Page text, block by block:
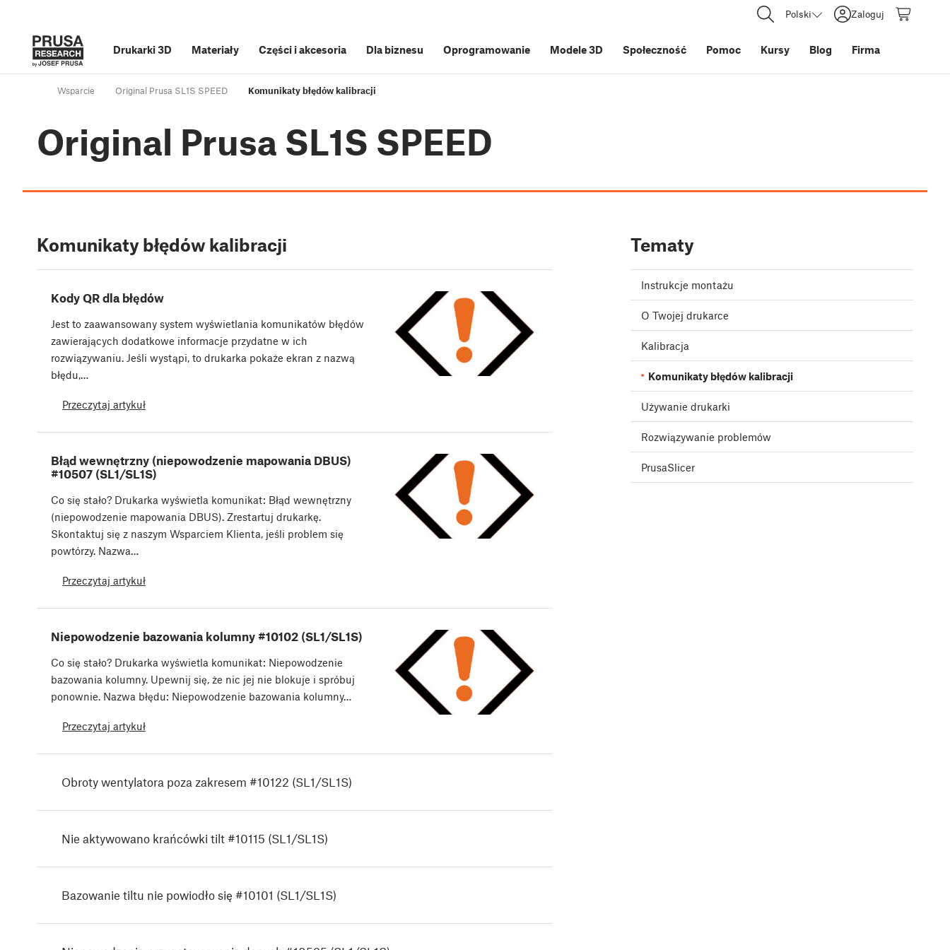
Polski Zaloguj
Drukarki 3D Materiały Części i akcesoria Dla biznesu Oprogramowanie Modele 3D Społeczność Pomoc Kursy Blog Firma
Wsparcie Original Prusa SL1S SPEED Komunikaty błędów kalibracji
Original Prusa SL1S SPEED
Komunikaty błędów kalibracji
Kody QR dla błędów
Jest to zaawansowany system wyświetlania komunikatów błędów
zawierających dodatkowe informacje przydatne w ich
rozwiązywaniu. Jeśli wystąpi, to drukarka pokaże ekran z nazwą
błędu,…
Przeczytaj artykuł
Błąd wewnętrzny (niepowodzenie mapowania DBUS)
#10507 (SL1/SL1S)
Co się stało? Drukarka wyświetla komunikat: Błąd wewnętrzny
(niepowodzenie mapowania DBUS). Zrestartuj drukarkę.
Skontaktuj się z naszym Wsparciem Klienta, jeśli problem się
powtórzy. Nazwa…
Przeczytaj artykuł
Niepowodzenie bazowania kolumny #10102 (SL1/SL1S)
Co się stało? Drukarka wyświetla komunikat: Niepowodzenie
bazowania kolumny. Upewnij się, że nic jej nie blokuje i spróbuj
ponownie. Nazwa błędu: Niepowodzenie bazowania kolumny…
Przeczytaj artykuł
Obroty wentylatora poza zakresem #10122 (SL1/SL1S)
Nie aktywowano krańcówki tilt #10115 (SL1/SL1S)
Bazowanie tiltu nie powiodło się #10101 (SL1/SL1S)
Tematy
Instrukcje montażu
O Twojej drukarce
Kalibracja
Komunikaty błędów kalibracji
Używanie drukarki
Rozwiązywanie problemów
PrusaSlicer